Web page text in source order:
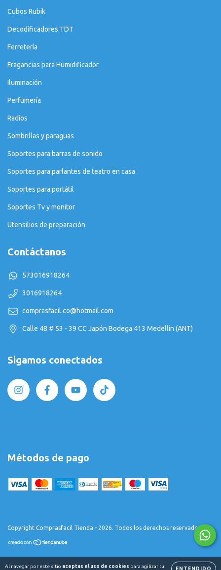
Al navegar por este sitio aceptas el uso de cookies para agilizar tu
ENTENDIDO
Cubos Rubik
Decodificadores TDT
Ferretería
Fragancias para Humidificador
Iluminación
Perfumería
Radios
Sombrillas y paraguas
Soportes para barras de sonido
Soportes para parlantes de teatro en casa
Soportes para portátil
Soportes Tv y monitor
Utensilios de preparación
Contáctanos
573016918264
3016918264
comprasfacil.co@hotmail.com
Calle 48 # 53 - 39 CC Japón Bodega 413 Medellín (ANT)
Sigamos conectados
Métodos de pago
Copyright Comprasfacil Tienda - 2026. Todos los derechos reservados.